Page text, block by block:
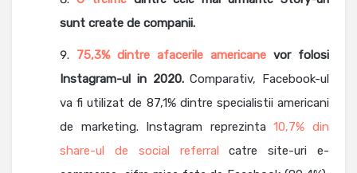
sunt create de companii.
75,3% dintre afacerile americane vor folosi
Instagram-ul in 2020.Comparativ, Facebook-ul
va fi utilizat de 87,1% dintre specialistii americani
de marketing. Instagram reprezinta10,7% din
share-ul de social referral catre site-uri e-